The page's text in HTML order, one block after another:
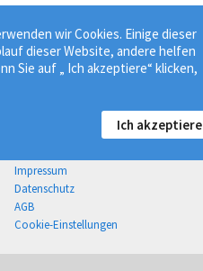
Impressum
Datenschutz
AGB
Cookie-Einstellungen
wir Cookies. Einige dieser
dieser Website, andere helfen
Sie auf „ Ich akzeptiere“ klicken,
Ich akzeptiere